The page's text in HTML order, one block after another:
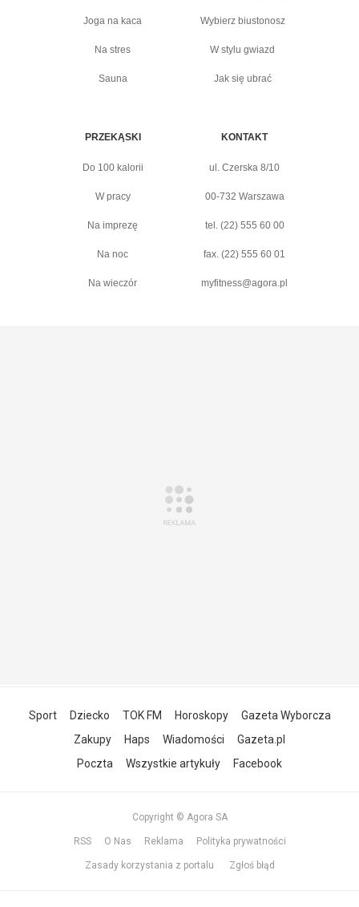
Joga na kaca
Na stres
Sauna
Wybierz biustonosz
W stylu gwiazd
Jak się ubrać
PRZEKĄSKI
Do 100 kalorii
W pracy
Na imprezę
Na noc
Na wieczór
KONTAKT
ul. Czerska 8/10
00-732 Warszawa
tel. (22) 555 60 00
fax. (22) 555 60 01
myfitness@agora.pl
Sport Dziecko TOK FM Horoskopy
Gazeta Wyborcza
Zakupy
Haps Wiadomości
Gazeta.pl
Poczta
Wszystkie artykuły Facebook
Copyright © Agora SA
RSS O Nas Reklama Polityka prywatności
Zasady korzystania z portalu Zgłoś błąd